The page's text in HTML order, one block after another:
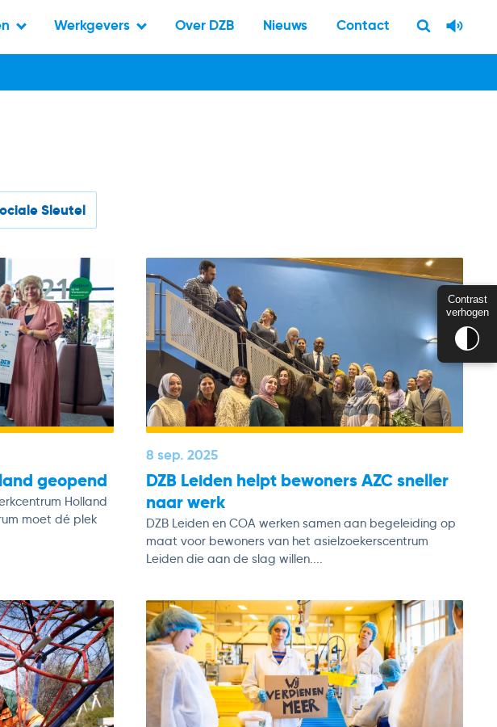
Werkgevers Over DZB Nieuws Contact
Sleutel
geopend
Holland
moet dé plek
8 sep. 2025
DZB Leiden helpt bewoners AZC sneller
naar werk
DZB Leiden en COA werken samen aan begeleiding op
maat voor bewoners van het asielzoekerscentrum
Leiden die aan de slag willen....
Contrast
verhogen